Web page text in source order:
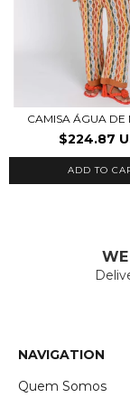
CAMISA ÁGUA DE
$224.87
ADD TO
WE
NAVIGATION
Quem Somos